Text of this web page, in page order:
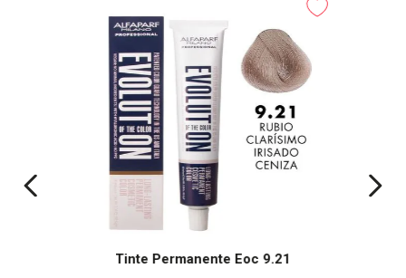
Tinte Permanente Eoc 9.21